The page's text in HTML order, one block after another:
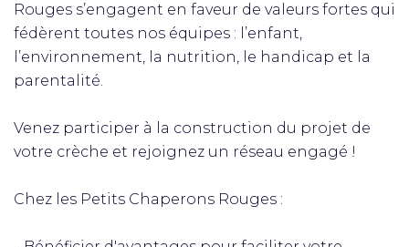
Rouges s’engagent en faveur de valeurs fortes qui
fédèrent toutes nos équipes : l’enfant,
l’environnement, la nutrition, le handicap et la
parentalité.
Venez participer à la construction du projet de
votre crèche et rejoignez un réseau engagé !
Chez les Petits Chaperons Rouges :